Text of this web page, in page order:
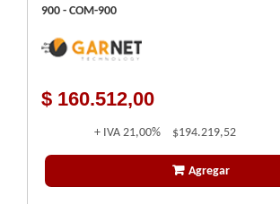
900 - COM-900
$ 160.512,00
+ IVA 21,00% $194.219,52
Agregar